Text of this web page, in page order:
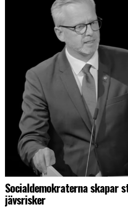
Socialdemokraterna skapar
jävsrisker